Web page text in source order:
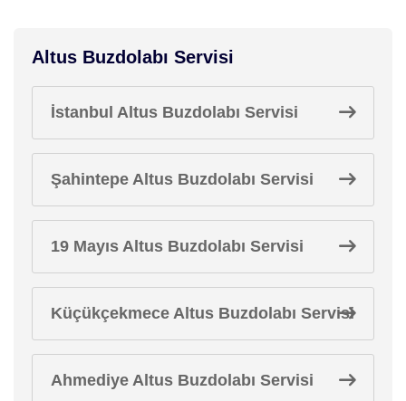
Altus Buzdolabı Servisi
İstanbul Altus Buzdolabı Servisi
Şahintepe Altus Buzdolabı Servisi
19 Mayıs Altus Buzdolabı Servisi
Küçükçekmece Altus Buzdolabı Servisi
Ahmediye Altus Buzdolabı Servisi